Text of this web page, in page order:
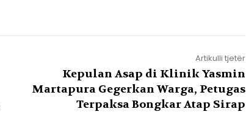
Artikulli tjetër
Kepulan Asap di Klinik Yasmin
Martapura Gegerkan Warga, Petugas
Terpaksa Bongkar Atap Sirap